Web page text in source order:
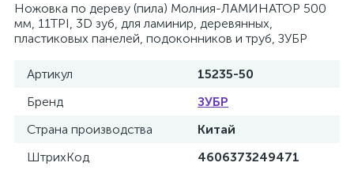
Ножовка по дереву (пила) Молния-ЛАМИНАТОР 500
мм, 11TPI, 3D зуб, для ламинир, деревянных,
пластиковых панелей, подоконников и труб, ЗУБР
Артикул
15235-50
Бренд
ЗУБР
Страна производства
Китай
ШтрихКод
4606373249471